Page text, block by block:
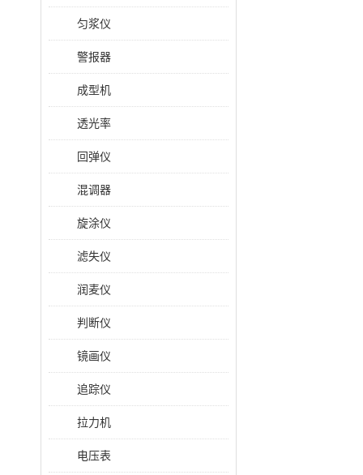
匀浆仪
警报器
成型机
透光率
回弹仪
混调器
旋涂仪
滤失仪
润麦仪
判断仪
镜画仪
追踪仪
拉力机
电压表